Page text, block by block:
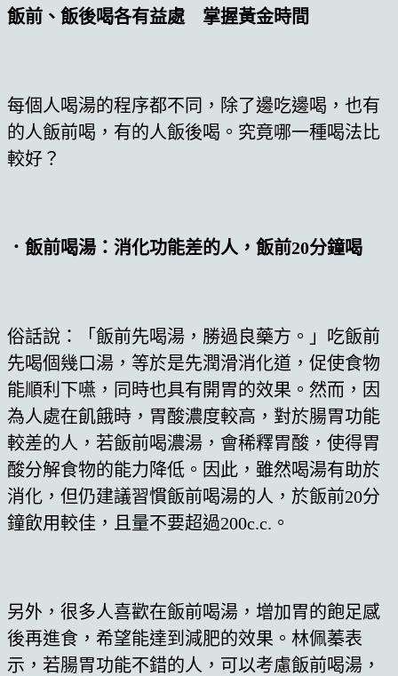
飯前、飯後喝各有益處 掌握黃金時間
每個人喝湯的程序都不同，除了邊吃邊喝，也有
的人飯前喝，有的人飯後喝。究竟哪一種喝法比
較好？
．飯前喝湯：消化功能差的人，飯前20分鐘喝
俗話說：「飯前先喝湯，勝過良藥方。」吃飯前
先喝個幾口湯，等於是先潤滑消化道，促使食物
能順利下嚥，同時也具有開胃的效果。然而，因
為人處在飢餓時，胃酸濃度較高，對於腸胃功能
較差的人，若飯前喝濃湯，會稀釋胃酸，使得胃
酸分解食物的能力降低。因此，雖然喝湯有助於
消化，但仍建議習慣飯前喝湯的人，於飯前20分
鐘飲用較佳，且量不要超過200c.c.。
另外，很多人喜歡在飯前喝湯，增加胃的飽足感
後再進食，希望能達到減肥的效果。林佩蓁表
示，若腸胃功能不錯的人，可以考慮飯前喝湯，